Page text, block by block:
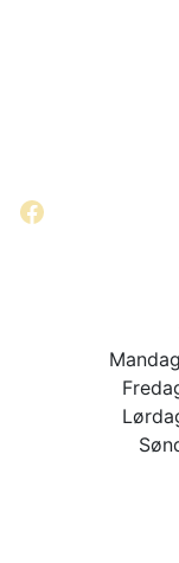
Facebook